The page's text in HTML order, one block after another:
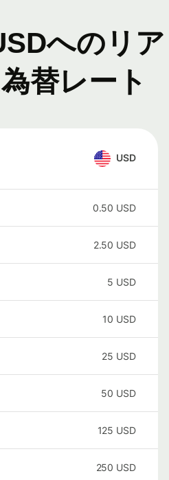
へのリア
替レート
USD
0.50 USD
2.50 USD
5 USD
10 USD
25 USD
50 USD
125 USD
250 USD